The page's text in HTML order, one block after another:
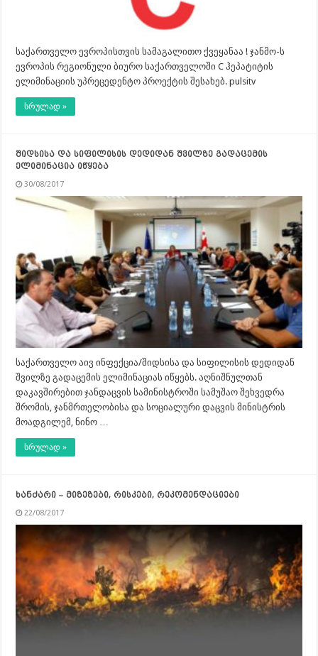
საქართველო ევროპისთვის სამაგალითო ქვეყანაა ! ჯანმო-ს
ევროპის რეგიონული ბიურო საქართველოში C ჰეპატიტის
ელიმინაციის უპრეცედენტო პროექტის შესახებ. pulsitv
სრულად »
შიდსისა და სიფილისის დედიდან შვილზე გადაცემის
ელიმინაცია იწყება
30/08/2017
საქართველო აივ ინფექცია/შიდსისა და სიფილისის დედიდან
შვილზე გადაცემის ელიმინაციას იწყებს. აღნიშნულთან
დაკავშირებით ჯანდაცვის სამინისტროში სამუშაო შეხვედრა
შრომის, ჯანმრთელობისა და სოციალური დაცვის მინისტრის
მოადგილემ, ნინო …
სრულად »
ხანძარი – მიზეზები, რისკები, რეკომენდაციები
22/08/2017